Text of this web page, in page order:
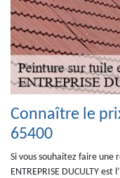
Connaître le
65400
Si vous souhaitez faire
ENTREPRISE DUCULTY